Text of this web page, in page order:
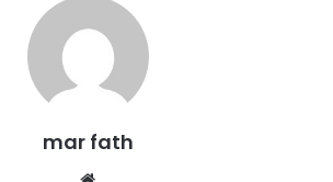
mar fath